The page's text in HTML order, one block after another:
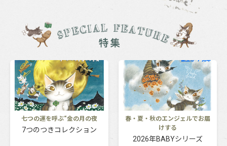
七つの運を呼ぶ“金の月の夜
7つのつきコレクション
春・夏・秋のエンジェルでお届
けする
2026年BABYシリーズ